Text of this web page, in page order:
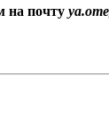
на почту